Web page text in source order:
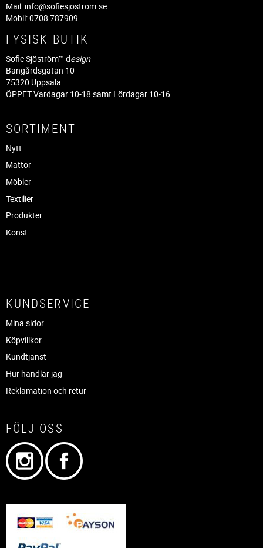
Mail: info@sofiesjostrom.se
Mobil: 0708 787909
FYSISK BUTIK
Sofie Sjöström™ design
Bangårdsgatan 10
75320 Uppsala
ÖPPET Vardagar 10-18 samt Lördagar 10-16
SORTIMENT
Nytt
Mattor
Möbler
Textilier
Produkter
Konst
KUNDSERVICE
Mina sidor
Köpvillkor
Kundtjänst
Hur handlar jag
Reklamation och retur
FÖLJ OSS